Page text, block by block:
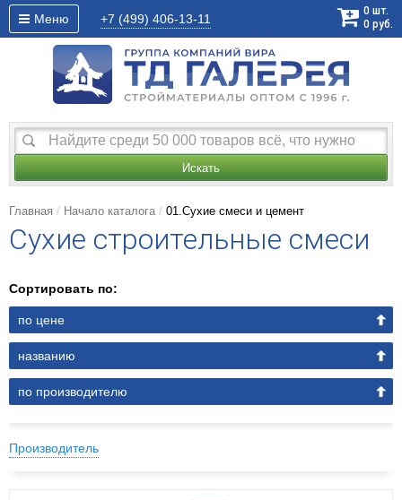
Меню +7 (499) 406-13-11
0 шт.
0 руб.
Искать
Главная Начало каталога 01.Сухие смеси и цемент
Cухие строительные смеси
Сортировать по:
по цене
названию
по производителю
Производитель